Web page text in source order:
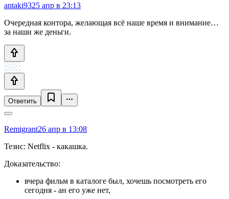
antaki9325 апр в 23:13
Очередная контора, желающая всё наше время и внимание…
за наши же деньги.
Ответить
Remigrant26 апр в 13:08
Тезис: Netflix - какашка.
Доказательство:
вчера фильм в каталоге был, хочешь посмотреть его
сегодня - ан его уже нет,